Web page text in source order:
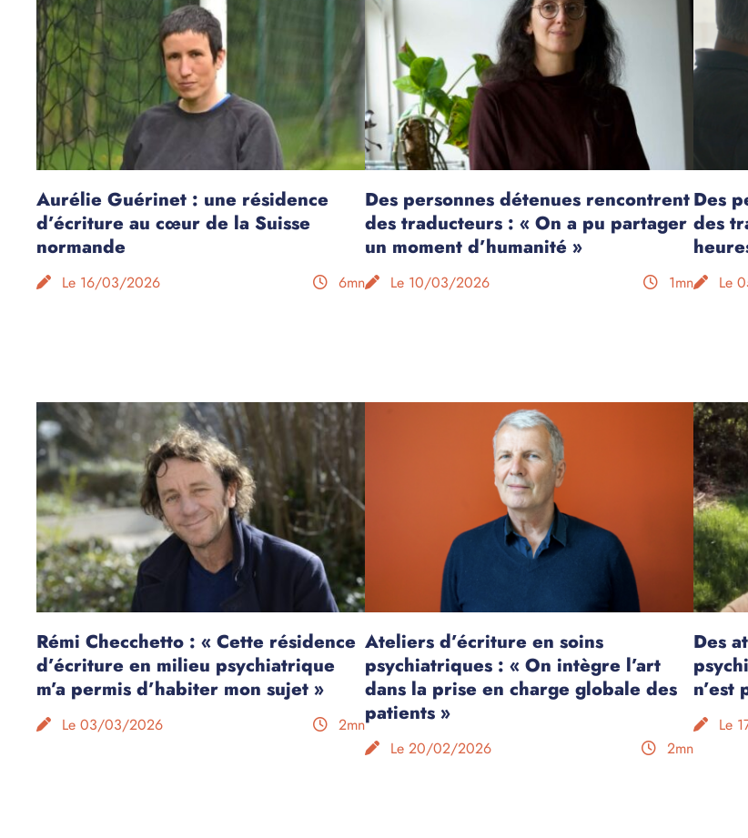
Aurélie Guérinet : une résidence
d’écriture au cœur de la Suisse
normande
Le 16/03/2026 6mn
Des personnes détenues rencontrent
des traducteurs : « On a pu partager
un moment d’humanité »
Le 10/03/2026 1mn
Des
des
Le
Rémi Checchetto : « Cette résidence
d’écriture en milieu psychiatrique
m’a permis d’habiter mon sujet »
Le 03/03/2026 2mn
Ateliers d’écriture en soins
psychiatriques : « On intègre l’art
dans la prise en charge globale des
patients »
Le 20/02/2026 2mn
Des
n’est
Le